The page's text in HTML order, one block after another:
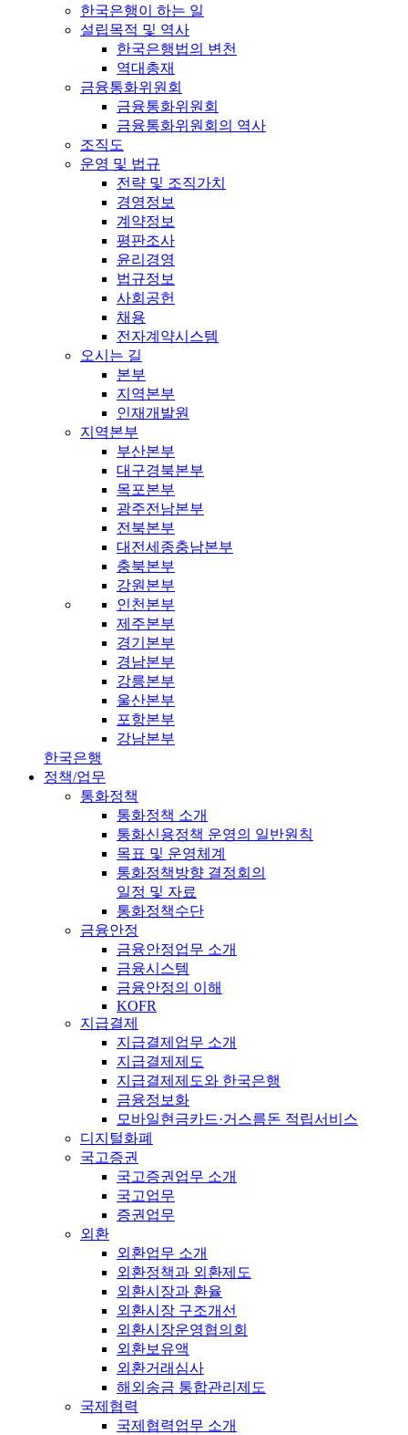
한국은행이 하는 일
설립목적 및 역사
한국은행법의 변천
역대총재
금융통화위원회
금융통화위원회
금융통화위원회의 역사
조직도
운영 및 법규
전략 및 조직가치
경영정보
계약정보
평판조사
윤리경영
법규정보
사회공헌
채용
전자계약시스템
오시는 길
본부
지역본부
인재개발원
지역본부
부산본부
대구경북본부
목포본부
광주전남본부
전북본부
대전세종충남본부
충북본부
강원본부
인천본부
제주본부
경기본부
경남본부
강릉본부
울산본부
포항본부
강남본부
한국은행
정책/업무
통화정책
통화정책 소개
통화신용정책 운영의 일반원칙
목표 및 운영체계
통화정책방향 결정회의
일정 및 자료
통화정책수단
금융안정
금융안정업무 소개
금융시스템
금융안정의 이해
KOFR
지급결제
지급결제업무 소개
지급결제제도
지급결제제도와 한국은행
금융정보화
모바일현금카드·거스름돈 적립서비스
디지털화폐
국고증권
국고증권업무 소개
국고업무
증권업무
외환
외환업무 소개
외환정책과 외환제도
외환시장과 환율
외환시장 구조개선
외환시장운영협의회
외환보유액
외환거래심사
해외송금 통합관리제도
국제협력
국제협력업무 소개